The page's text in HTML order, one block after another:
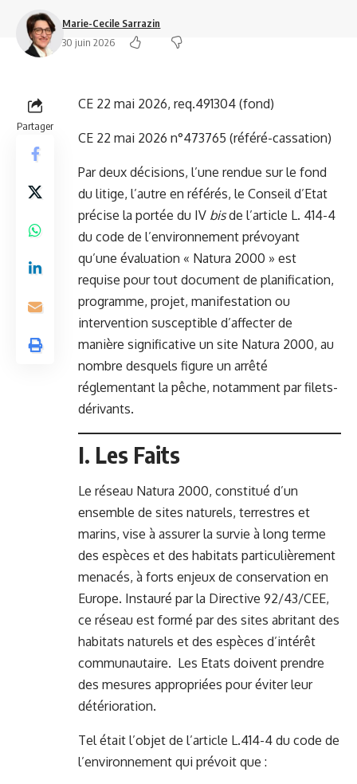
Marie-Cecile Sarrazin
30 juin 2026
Partager
CE 22 mai 2026, req.491304 (fond)
CE 22 mai 2026 n°473765 (référé-cassation)
Par deux décisions, l’une rendue sur le fond
du litige, l’autre en référés, le Conseil d’Etat
précise la portée du IV bisde l’article L. 414-4
du code de l’environnement prévoyant
qu’une évaluation « Natura 2000 » est
requise pour tout document de planification,
programme, projet, manifestation ou
intervention susceptible d’affecter de
manière significative un site Natura 2000, au
nombre desquels figure un arrêté
réglementant la pêche, notamment par filets-
dérivants.
I. Les Faits
Le réseau Natura 2000, constitué d’un
ensemble de sites naturels, terrestres et
marins, vise à assurer la survie à long terme
des espèces et des habitats particulièrement
menacés, à forts enjeux de conservation en
Europe. Instauré par la Directive 92/43/CEE,
ce réseau est formé par des sites abritant des
habitats naturels et des espèces d’intérêt
communautaire. Les Etats doivent prendre
des mesures appropriées pour éviter leur
détérioration.
Tel était l’objet de l’article L.414-4 du code de
l’environnement qui prévoit que :